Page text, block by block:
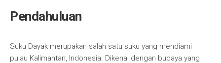
Pendahuluan
Suku Dayak merupakan salah satu suku yang mendiami
pulau Kalimantan, Indonesia. Dikenal dengan budaya yang